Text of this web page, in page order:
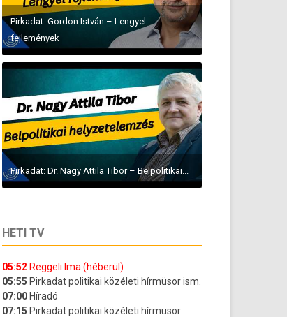
Pirkadat: Gordon István – Lengyel
fejlemények
Pirkadat: Dr. Nagy Attila Tibor – Belpolitikai...
HETI TV